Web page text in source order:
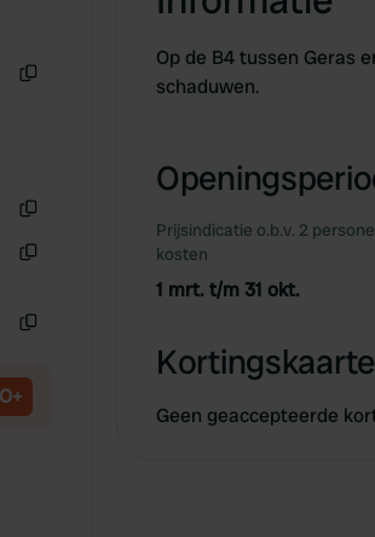
Op de B4 tussen Geras
schaduwen.
Prijsindicatie o.b.v. 2
kosten
1 mrt. t/m 31 okt.
Geen geaccepteerde